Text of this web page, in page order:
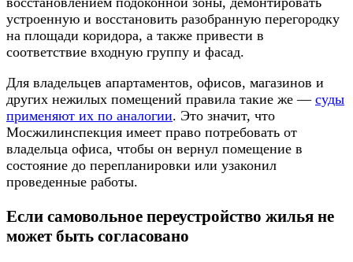
устроенную и восстановить разобранную перегородку
на площади коридора, а также привести в
соответствие входную группу и фасад.
Для владельцев апартаментов, офисов, магазинов и
других нежилых помещений правила такие же — суды
применяют их по аналогии. Это значит, что
Мосжилинспекция имеет право потребовать от
владельца офиса, чтобы он вернул помещение в
состояние до перепланировки или узаконил
проведенные работы.
Если самовольное переустройство жилья не
может быть согласовано